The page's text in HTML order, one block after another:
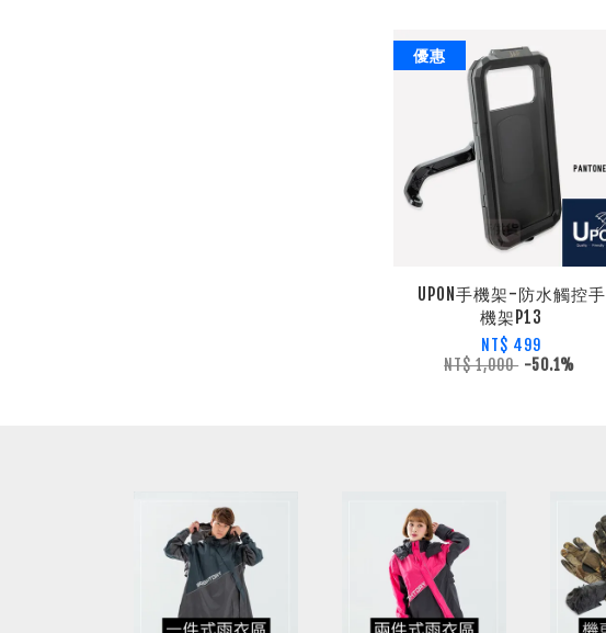
優惠
UPON手機架-防水觸控手
機架P13
NT$ 499
NT$ 1,000 -50.1%